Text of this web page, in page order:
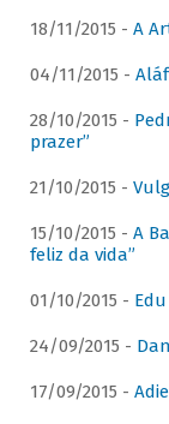
18/11/2015 - A
04/11/2015 -
28/10/2015 -
prazer”
21/10/2015 -
15/10/2015 - A
feliz da vida”
01/10/2015 -
24/09/2015 -
17/09/2015 -